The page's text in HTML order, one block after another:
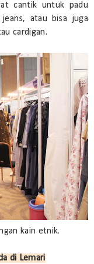
cantik untuk padu
atau bisa juga
cardigan.
kain etnik.
di Lemari